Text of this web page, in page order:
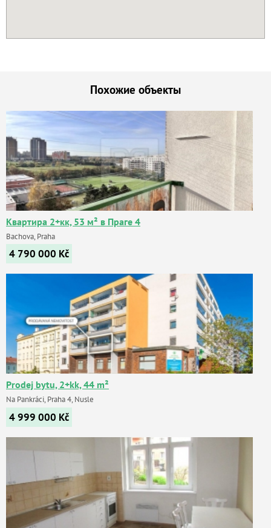
Похожие объекты
Квартира 2+кк, 53 м² в Праге 4
Bachova, Praha
4 790 000 Kč
Prodej bytu, 2+kk, 44 m²
Na Pankráci, Praha 4, Nusle
4 999 000 Kč